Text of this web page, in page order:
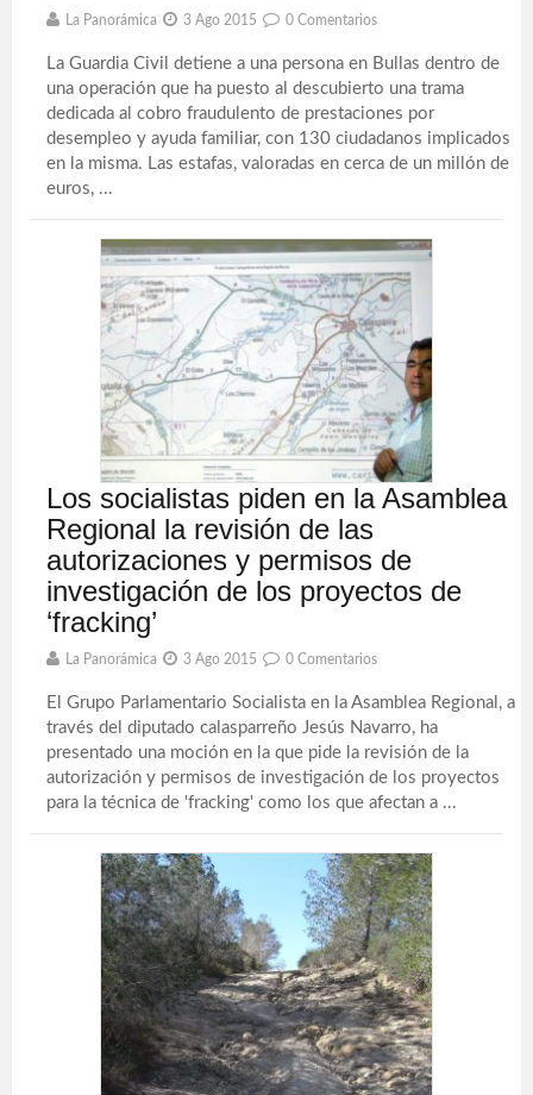
La Panorámica 3 Ago 2015 0 Comentarios
La Guardia Civil detiene a una persona en Bullas dentro de
una operación que ha puesto al descubierto una trama
dedicada al cobro fraudulento de prestaciones por
desempleo y ayuda familiar, con 130 ciudadanos implicados
en la misma. Las estafas, valoradas en cerca de un millón de
euros, ...
Los socialistas piden en la Asamblea
Regional la revisión de las
autorizaciones y permisos de
investigación de los proyectos de
‘fracking’
La Panorámica 3 Ago 2015 0 Comentarios
El Grupo Parlamentario Socialista en la Asamblea Regional, a
través del diputado calasparreño Jesús Navarro, ha
presentado una moción en la que pide la revisión de la
autorización y permisos de investigación de los proyectos
para la técnica de 'fracking' como los que afectan a ...